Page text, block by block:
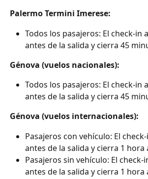
Palermo Termini Imerese:
Todos los pasajeros: El check-in
antes de la salida y cierra 45
Génova (vuelos nacionales):
Todos los pasajeros: El check-in
antes de la salida y cierra 45
Génova (vuelos internacionales):
Pasajeros con vehículo: El
antes de la salida y cierra 1 hora
Pasajeros sin vehículo: El check-
antes de la salida y cierra 1 hora